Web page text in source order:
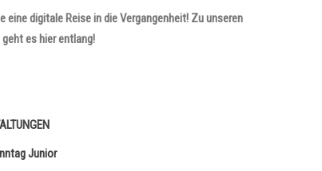
eine digitale Reise in die Vergangenheit! Zu unseren
es hier entlang!
Junior